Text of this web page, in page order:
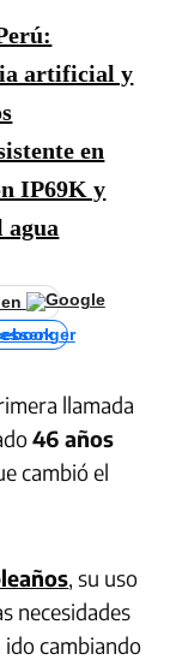
artificial y
en
IP69K y
agua
llamada
46 años
cambió el
, su uso
necesidades
cambiando